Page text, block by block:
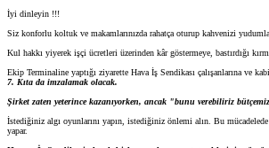
İyi dinleyin !!!
Siz konforlu koltuk ve makamlarınızda rahatça oturup kahvenizi
Kul hakkı yiyerek işçi ücretleri üzerinden kâr göstermeye, bastırdığı
Ekip Terminaline yaptığı ziyarette Hava İş Sendikası çalışanlarına ve
7. Kıta da imzalamak olacak.
Şirket zaten yeterince kazanıyorken, ancak "bunu verebiliriz
İstediğiniz algı oyunlarını yapın, istediğiniz önlemi alın. Bu
yapar.